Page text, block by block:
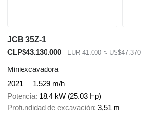
JCB 35Z-1
CLP$43.130.000
EUR 41.000 ≈ US$47.370
Miniexcavadora
2021
1.529 m/h
Potencia 18.4 kW (25.03 Hp)
Profundidad de excavación 3,51 m